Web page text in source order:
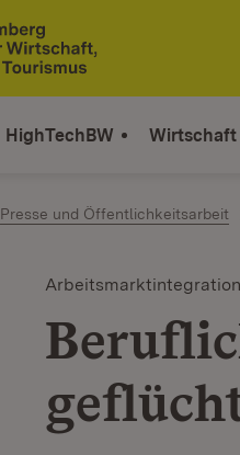
HighTechBW Wirtschaft
Presse und Öffentlichkeitsarbeit
Arbeitsmarktintegration